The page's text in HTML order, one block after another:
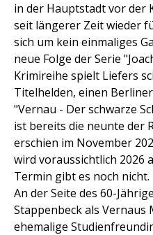
in der Hauptstadt vor der
seit längerer Zeit wieder
sich um kein einmaliges
neue Folge der Serie
Krimireihe spielt Liefers
Titelhelden, einen
"Vernau - Der schwarze
ist bereits die neunte der
erschien im November
wird voraussichtlich 2026
Termin gibt es noch nicht.
An der Seite des 60-
Stappenbeck als
ehemalige